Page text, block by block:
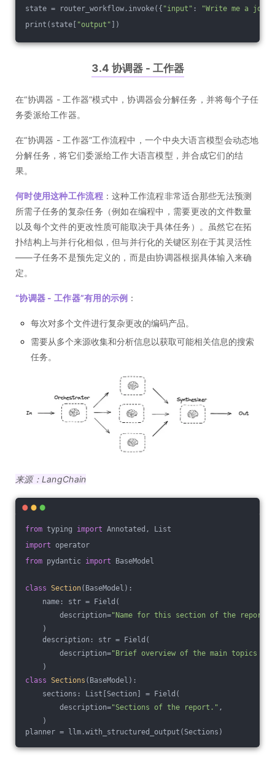
state = router_workflow.invoke({ "input" :
"Write me a joke
print(state[ "output" ])
3.4 协调器 - 工作器
在“协调器 - 工作器”模式中，协调器会分解任务，并将每个子任
务委派给工作器。
在“协调器 - 工作器”工作流程中，一个中央大语言模型会动态地
分解任务，将它们委派给工作大语言模型，并合成它们的结
果。
何时使用这种工作流程：这种工作流程非常适合那些无法预测
所需子任务的复杂任务（例如在编程中，需要更改的文件数量
以及每个文件的更改性质可能取决于具体任务）。虽然它在拓
扑结构上与并行化相似，但与并行化的关键区别在于其灵活性
——子任务不是预先定义的，而是由协调器根据具体输入来确
定。
“协调器 - 工作器”有用的示例 ：
每次对多个文件进行复杂更改的编码产品。
需要从多个来源收集和分析信息以获取可能相关信息的搜索
任务。
来源：LangChain
from typing import Annotated, List
import operator
from pydantic import BaseModel
class Section(BaseModel) :
name: str = Field(
description="Name for this section of the report."
)
description: str = Field(
description="Brief overview of the main topics
)
class Sections (BaseModel) :
sections: List[Section] = Field(
description="Sections of the report." ,
)
planner = llm.with_structured_output(Sections)